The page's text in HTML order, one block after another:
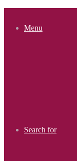
Menu
Search for